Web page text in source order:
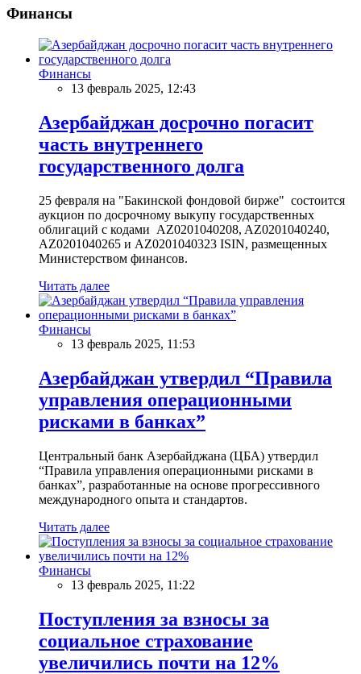
Финансы
Финансы
13 февраль 2025, 12:43
Азербайджан досрочно погасит
часть внутреннего
государственного долга
25 февраля на "Бакинской фондовой бирже" состоится
аукцион по досрочному выкупу государственных
облигаций с кодами AZ0201040208, AZ0201040240,
AZ0201040265 и AZ0201040323 ISIN, размещенных
Министерством финансов.
Читать далее
Финансы
13 февраль 2025, 11:53
Азербайджан утвердил “Правила
управления операционными
рисками в банках”
Центральный банк Азербайджана (ЦБА) утвердил
“Правила управления операционными рисками в
банках”, разработанные на основе прогрессивного
международного опыта и стандартов.
Читать далее
Финансы
13 февраль 2025, 11:22
Поступления за взносы за
социальное страхование
увеличились почти на 12%